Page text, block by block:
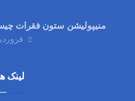
منیپولیشن ستون فقرات
فروردین 28,
لینک